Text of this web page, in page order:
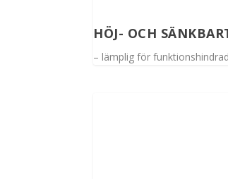
HÖJ- OCH
– lämplig för